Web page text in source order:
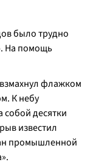
было трудно
На помощь
флажком
К небу
собой десятки
известил
промышленной